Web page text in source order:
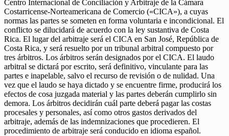
Centro Internacional de Conciliación y Arbitraje de la Cámara
Costarricense-Norteamericana de Comercio («CICA»), a cuyas
normas las partes se someten en forma voluntaria e incondicional. El
conflicto se dilucidará de acuerdo con la ley sustantiva de Costa
Rica. El lugar del arbitraje será el CICA en San José, República de
Costa Rica, y será resuelto por un tribunal arbitral compuesto por
tres árbitros. Los árbitros serán designados por el CICA. El laudo
arbitral se dictará por escrito, será definitivo, vinculante para las
partes e inapelable, salvo el recurso de revisión o de nulidad. Una
vez que el laudo se haya dictado y se encuentre firme, producirá los
efectos de cosa juzgada material y las partes deberán cumplirlo sin
demora. Los árbitros decidirán cuál parte deberá pagar las costas
procesales y personales, así como otros gastos derivados del
arbitraje, además de las indemnizaciones que procedieren. El
procedimiento de arbitraje será conducido en idioma español.